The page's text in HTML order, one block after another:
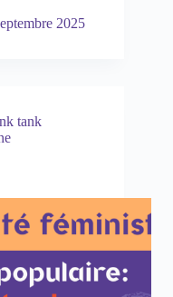
2025
tank